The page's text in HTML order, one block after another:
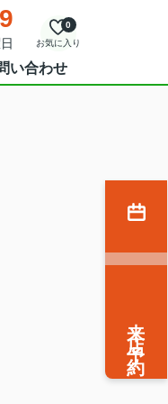
お気に入り
0
い合わせ
来店予約